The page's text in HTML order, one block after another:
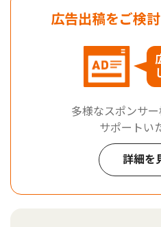
広告出稿をご検
多様なスポンサ
サポートい
詳細を